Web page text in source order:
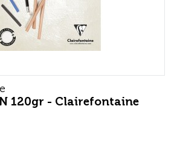
120gr - Clairefontaine